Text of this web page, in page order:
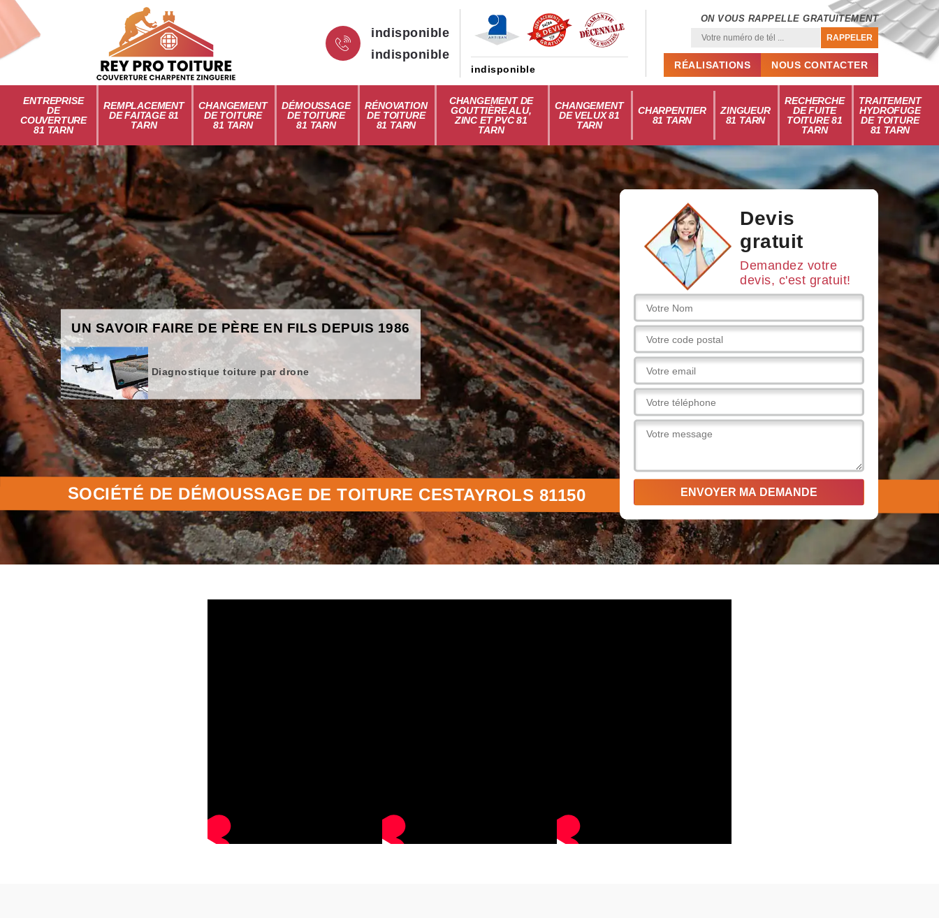
indisponible
indisponible
indisponible
ON VOUS RAPPELLE GRATUITEMENT
RÉALISATIONS NOUS CONTACTER
ENTREPRISE
DE
COUVERTURE
81 TARN
REMPLACEMENT
DE FAITAGE 81
TARN
CHANGEMENT
DE TOITURE
81 TARN
DÉMOUSSAGE
DE TOITURE
81 TARN
RÉNOVATION
DE TOITURE
81 TARN
CHANGEMENT DE
GOUTTIÈRE ALU,
ZINC ET PVC 81
TARN
CHANGEMENT
DE VELUX 81
TARN
CHARPENTIER
81 TARN
ZINGUEUR
81 TARN
RECHERCHE
DE FUITE
TOITURE 81
TARN
TRAITEMENT
HYDROFUGE
DE TOITURE
81 TARN
UN SAVOIR FAIRE DE PÈRE EN FILS DEPUIS 1986
Diagnostique toiture par drone
Devis
gratuit
Demandez votre
devis, c'est gratuit!
SOCIÉTÉ DE DÉMOUSSAGE DE TOITURE CESTAYROLS 81150